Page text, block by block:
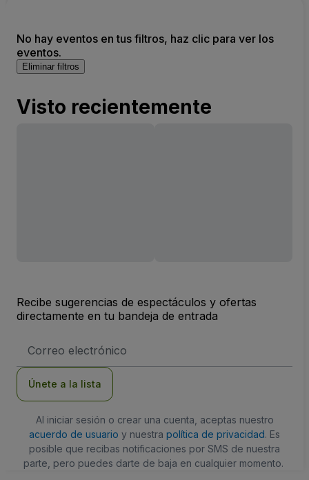
No hay eventos en tus filtros, haz clic para ver los
eventos.
Eliminar filtros
Visto recientemente
Recibe sugerencias de espectáculos y ofertas
directamente en tu bandeja de entrada
de
Únete a la lista
Al iniciar sesión o crear una cuenta, aceptas nuestro
acuerdo de usuario y nuestra política de privacidad. Es
posible que recibas notificaciones por SMS de nuestra
parte, pero puedes darte de baja en cualquier momento.